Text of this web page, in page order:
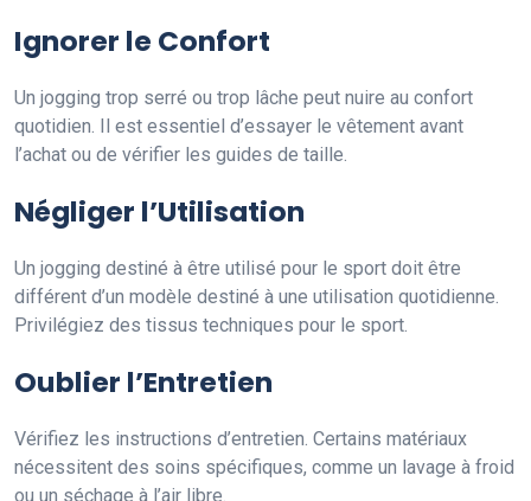
Ignorer le Confort
Un jogging trop serré ou trop lâche peut nuire au confort
quotidien. Il est essentiel d’essayer le vêtement avant
l’achat ou de vérifier les guides de taille.
Négliger l’Utilisation
Un jogging destiné à être utilisé pour le sport doit être
différent d’un modèle destiné à une utilisation quotidienne.
Privilégiez des tissus techniques pour le sport.
Oublier l’Entretien
Vérifiez les instructions d’entretien. Certains matériaux
nécessitent des soins spécifiques, comme un lavage à froid
ou un séchage à l’air libre.